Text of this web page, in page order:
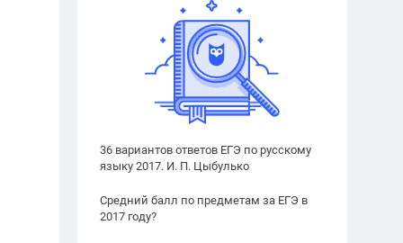
36 вариантов ответов ЕГЭ по русскому
языку 2017. И. П. Цыбулько
Средний балл по предметам за ЕГЭ в
2017 году?